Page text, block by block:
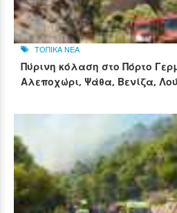
ΤΟΠΙΚΑ ΝΕΑ
Πύρινη κόλαση στο Πόρτο
Αλεποχώρι, Ψάθα, Βενίζα,